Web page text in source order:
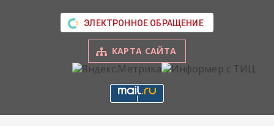
ЭЛЕКТРОННОЕ ОБРАЩЕНИЕ
КАРТА САЙТА